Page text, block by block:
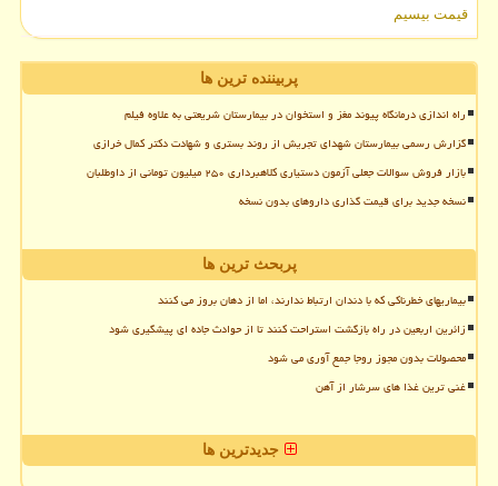
قیمت بیسیم
پربیننده ترین ها
راه اندازی درمانگاه پیوند مغز و استخوان در بیمارستان شریعتی به علاوه فیلم
گزارش رسمی بیمارستان شهدای تجریش از روند بستری و شهادت دکتر کمال خرازی
بازار فروش سوالات جعلی آزمون دستیاری کلاهبرداری ۲۵۰ میلیون تومانی از داوطلبان
نسخه جدید برای قیمت گذاری داروهای بدون نسخه
پربحث ترین ها
بیماریهای خطرناکی که با دندان ارتباط ندارند، اما از دهان بروز می کنند
زائرین اربعین در راه بازگشت استراحت کنند تا از حوادث جاده ای پیشگیری شود
محصولات بدون مجوز روجا جمع آوری می شود
غنی ترین غذا های سرشار از آهن
جدیدترین ها